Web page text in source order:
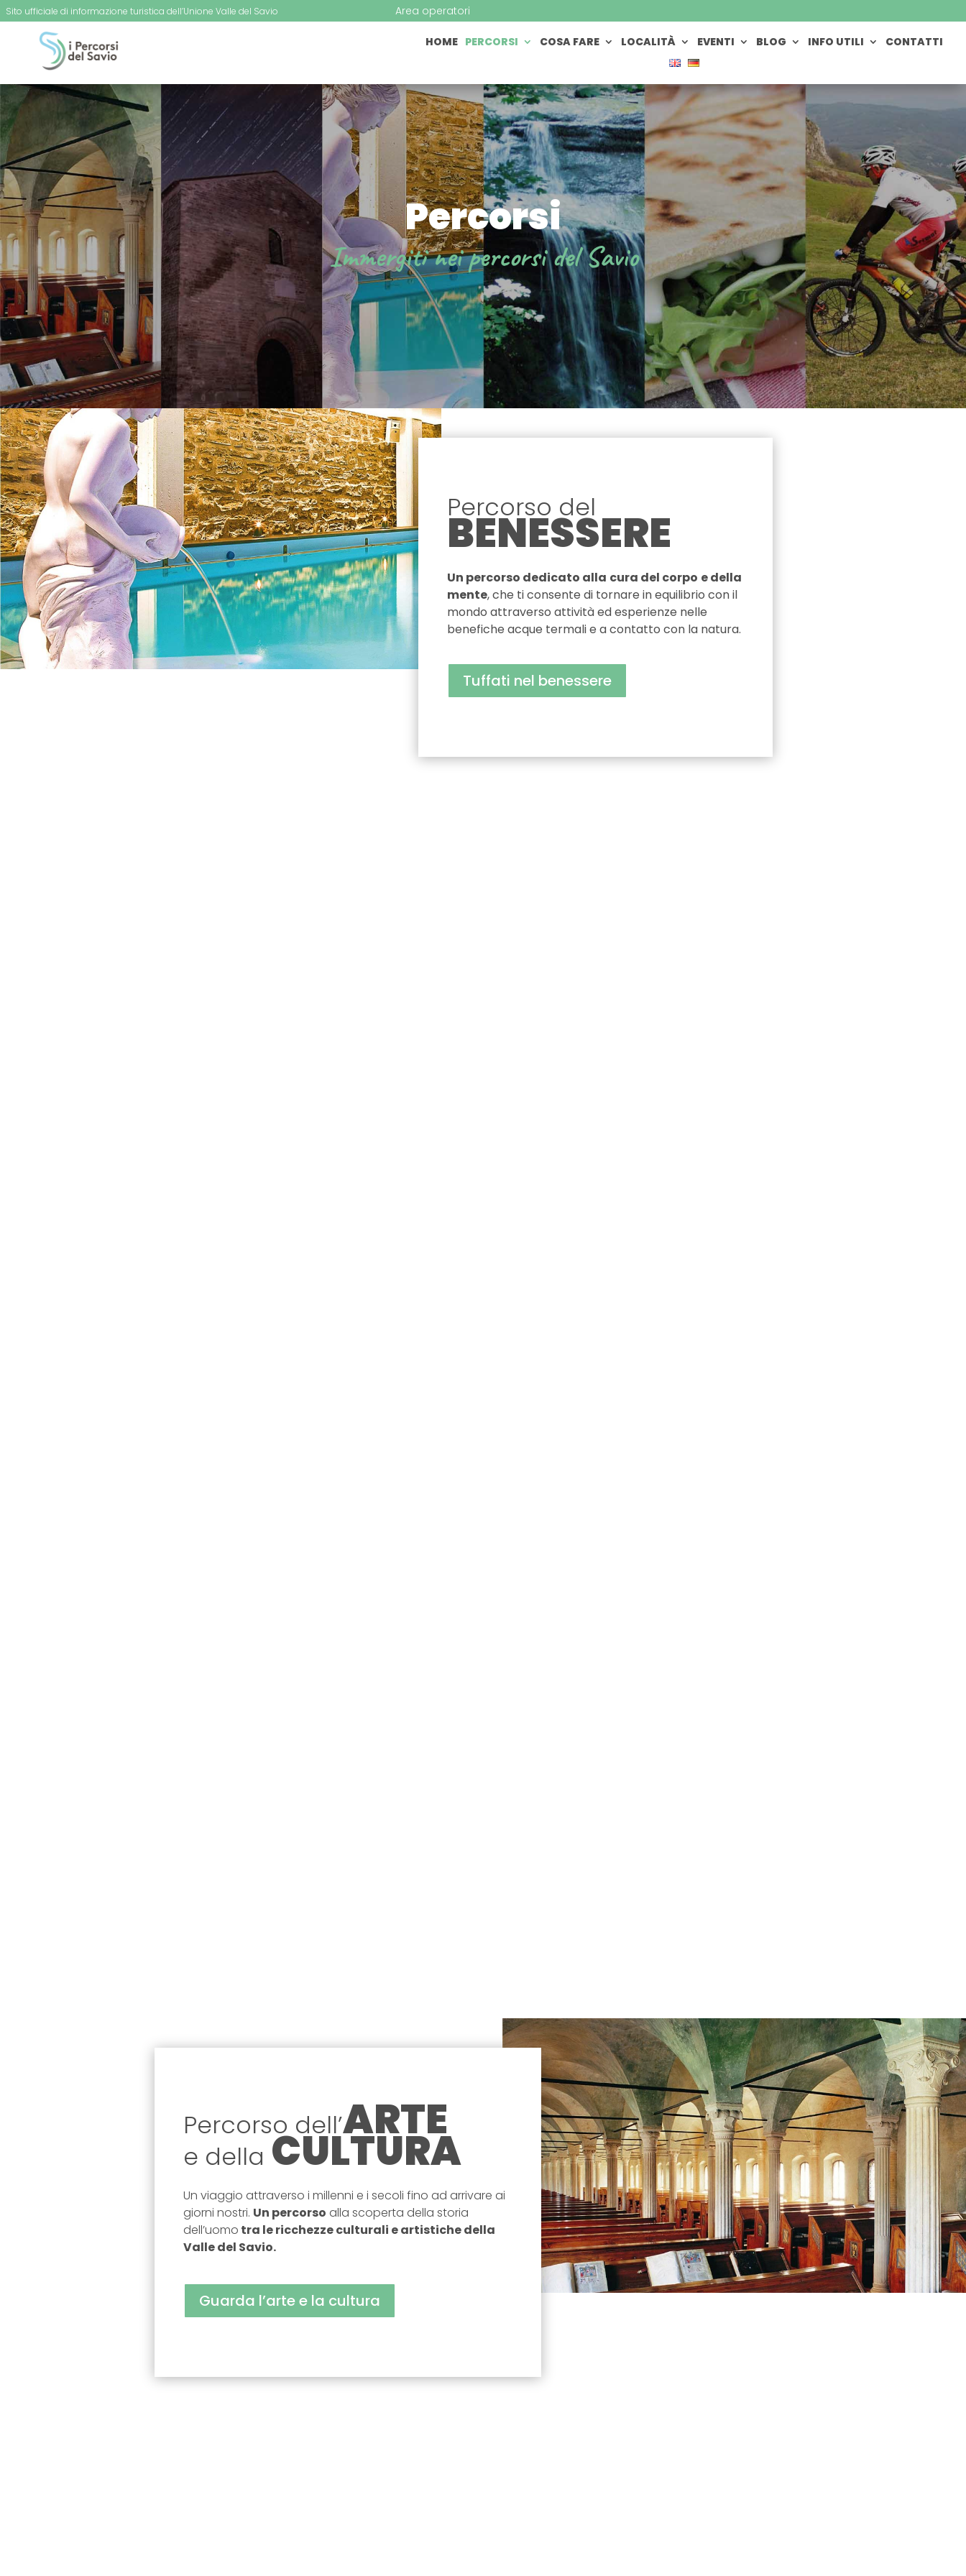
Sito ufficiale di informazione turistica dell’Unione Valle del Savio Area operatori
HOME PERCORSI COSA FARE LOCALITÀ EVENTI BLOG INFO UTILI CONTATTI
Percorsi
Immergiti nei percorsi del Savio
Percorso del
BENESSERE
Un percorso dedicato alla cura del corpo e della
mente, che ti consente di tornare in equilibrio con il
mondo attraverso attività ed esperienze nelle
benefiche acque termali e a contatto con la natura.
Tuffati nel benessere
Percorso dell’ARTE
e della CULTURA
Un viaggio attraverso i millenni e i secoli fino ad arrivare ai
giorni nostri. Un percorso alla scoperta della storia
dell’uomo tra le ricchezze culturali e artistiche della
Valle del Savio.
Guarda l’arte e la cultura